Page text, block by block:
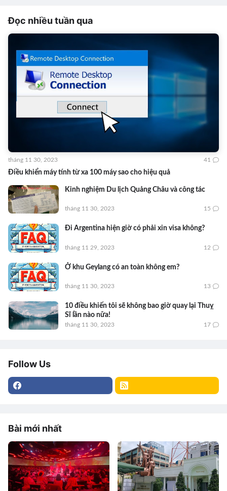
Đọc nhiều tuần qua
Điều khiển máy tính từ xa 100 máy sao cho hiệu quả
tháng 11 30, 2023 41
Kinh nghiệm Du lịch Quảng Châu và công tác
tháng 11 30, 2023 15
Đi Argentina hiện giờ có phải xin visa không?
tháng 11 29, 2023 12
Ở khu Geylang có an toàn không em?
tháng 11 30, 2023 13
10 điều khiến tôi sẽ không bao giờ quay lại Thuỵ
Sĩ lần nào nữa!
tháng 11 30, 2023 17
Follow Us
Bài mới nhất